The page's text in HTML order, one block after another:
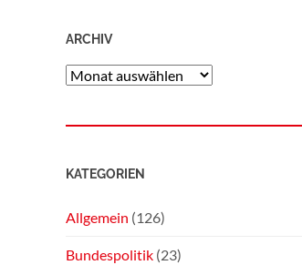
ARCHIV
KATEGORIEN
Allgemein (126)
Bundespolitik (23)